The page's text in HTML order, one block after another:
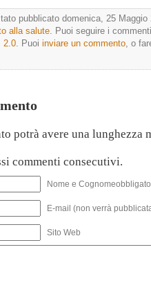
pubblicato domenica, 25 Maggio
alla salute. Puoi seguire i
2.0. Puoi inviare un commento, o
potrà avere una lunghezza
commenti consecutivi.
Nome e
E-mail (non verrà
Sito Web